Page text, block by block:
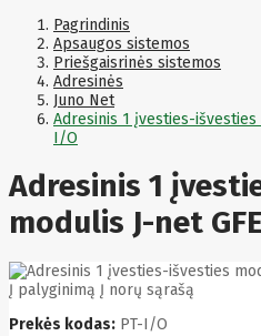
Apc
Apollo
Apple
Aqara
Arctic
Armac
ArtAsm
Asrock
Assmann
ASSMANN
Astroenergy
Asus
Aten
Aukey
Autel
Pagrindinis
Apsaugos sistemos
Priešgaisrinės sistemos
Adresinės
Juno Net
Adresinis 1 įvesties-išvesties
I/O
Adresinis 1
modulis J-net
Į palyginimą Į norų sąrašą
Prekės kodas: PT-I/O